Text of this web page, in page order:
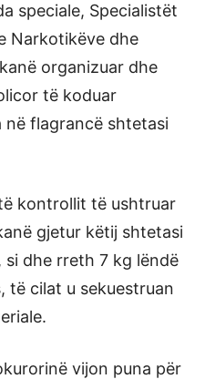
speciale, Specialistët
Narkotikëve dhe
organizuar dhe
të koduar
në flagrancë shtetasi
kontrollit të ushtruar
gjetur këtij shtetasi
si dhe rreth 7 kg lëndë
të cilat u sekuestruan
vijon puna për